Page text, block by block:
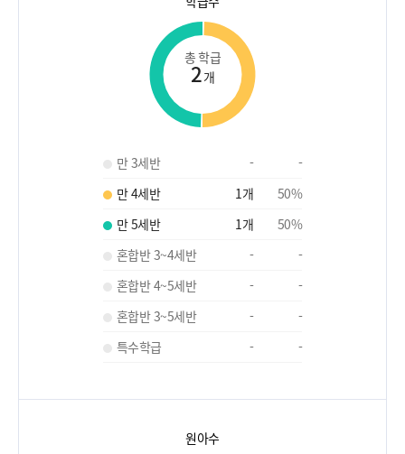
총 학급
2개
만 3세반 -
-
만 4세반
1개 50%
만 5세반
1개 50%
혼합반 3~4세반
-
-
혼합반 4~5세반
-
-
혼합반 3~5세반
-
-
특수학급
- -
원아수